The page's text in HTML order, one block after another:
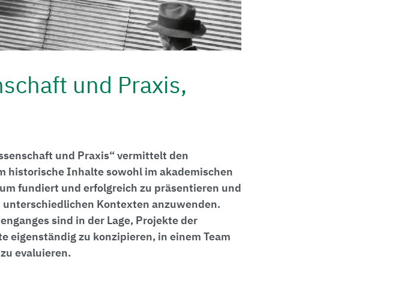
und Praxis,
und Praxis“ vermittelt den
historische Inhalte sowohl im akademischen
fundiert und erfolgreich zu präsentieren und
Kontexten anzuwenden.
sind in der Lage, Projekte der
eigenständig zu konzipieren, in einem Team
evaluieren.